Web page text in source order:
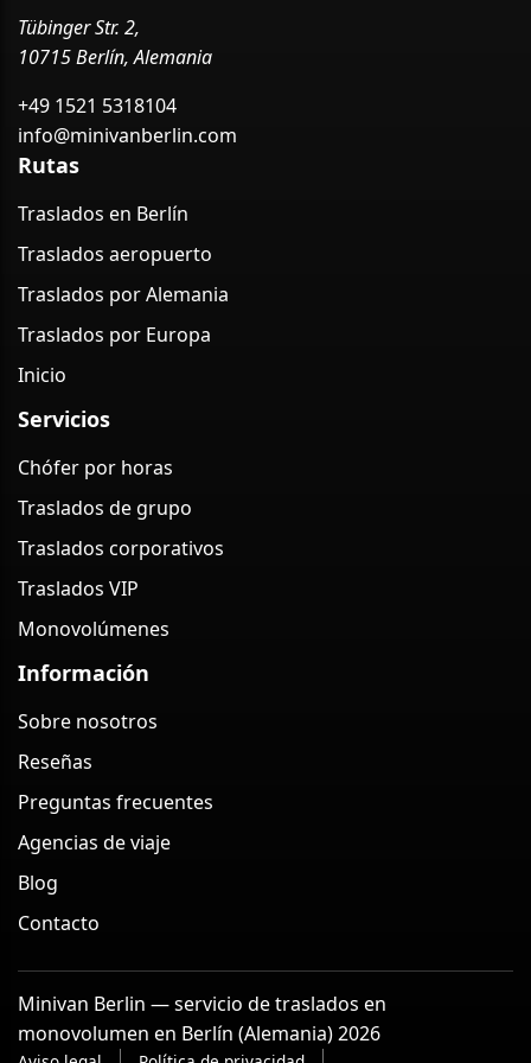
Tübinger Str. 2,
10715 Berlín, Alemania
+49 1521 5318104
info@minivanberlin.com
Rutas
Traslados en Berlín
Traslados aeropuerto
Traslados por Alemania
Traslados por Europa
Inicio
Servicios
Chófer por horas
Traslados de grupo
Traslados corporativos
Traslados VIP
Monovolúmenes
Información
Sobre nosotros
Reseñas
Preguntas frecuentes
Agencias de viaje
Blog
Contacto
Minivan Berlin — servicio de traslados en
monovolumen en Berlín (Alemania) 2026